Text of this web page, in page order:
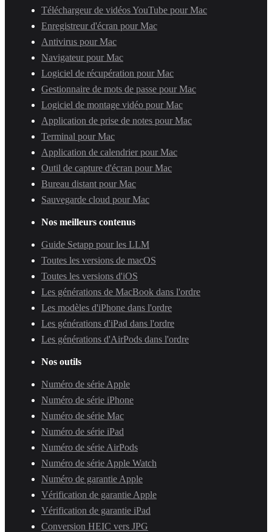
Téléchargeur de vidéos YouTube pour Mac
Enregistreur d'écran pour Mac
Antivirus pour Mac
Navigateur pour Mac
Logiciel de récupération pour Mac
Gestionnaire de mots de passe pour Mac
Logiciel de montage vidéo pour Mac
Application de prise de notes pour Mac
Terminal pour Mac
Application de calendrier pour Mac
Outil de capture d'écran pour Mac
Bureau distant pour Mac
Sauvegarde cloud pour Mac
Nos meilleurs contenus
Guide Setapp pour les LLM
Toutes les versions de macOS
Toutes les versions d'iOS
Les générations de MacBook dans l'ordre
Les modèles d'iPhone dans l'ordre
Les générations d'iPad dans l'ordre
Les générations d'AirPods dans l'ordre
Nos outils
Numéro de série Apple
Numéro de série iPhone
Numéro de série Mac
Numéro de série iPad
Numéro de série AirPods
Numéro de série Apple Watch
Numéro de garantie Apple
Vérification de garantie Apple
Vérification de garantie iPad
Conversion HEIC vers JPG